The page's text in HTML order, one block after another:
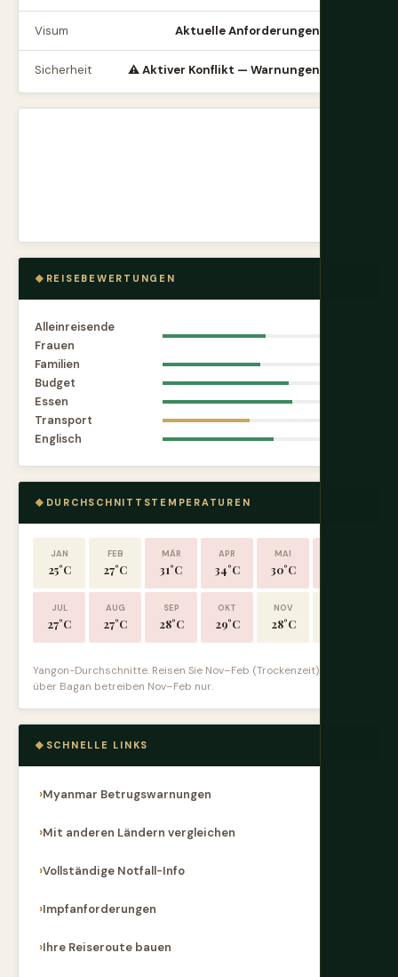
Visum Aktuelle Anforderungen prüfen
Sicherheit ⚠️ Aktiver Konflikt — Warnungen prüfen
REISEBEWERTUNGEN
Alleinreisende
Frauen
Familien
Budget
Essen
Transport
Englisch
DURCHSCHNITTSTEMPERATUREN
JAN
25°C
FEB
27°C
MÄR
31°C
APR
34°C
MAI
30°C
JUL
27°C
AUG
27°C
SEP
28°C
OKT
29°C
NOV
28°C
Yangon-Durchschnitte. Reisen Sie Nov–Feb (Trockenzeit). Ballons
über Bagan betreiben Nov–Feb nur.
SCHNELLE LINKS
Myanmar Betrugswarnungen
Mit anderen Ländern vergleichen
Vollständige Notfall-Info
Impfanforderungen
Ihre Reiseroute bauen